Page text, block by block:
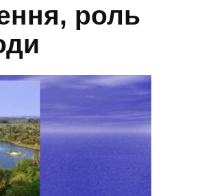
роль